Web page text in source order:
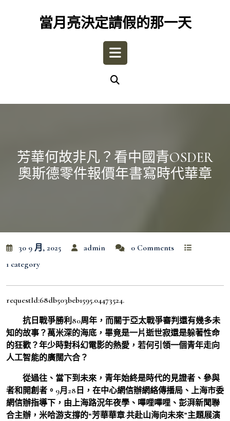
當月亮決定請假的那一天
Open
芳華何故非凡？看中國青OSDER
奧斯德零件報價年書寫時代華章
30 9 月, 2025 admin
0 Comments
1 category
requestId:68db503beb1595.04473524.
抗日戰爭勝利80周年，而關于亞太戰爭審判還有幾多未
知的故事？萬米深的海底，畢竟是一片逝世寂還是躲著性命
的狂歡？年少時對科幻電影的熱愛，若何引領一個青年走向
人工智能的廣闊六合？
從過往、當下到未來，青年始終是時代的見證者、參與
者和開創者。9月28日，在中心網信辦網絡傳播局、上海市委
網信辦指導下，由上海路況年夜學、嗶哩嗶哩、彭湃新聞聯
合主辦，米哈游支撐的“芳華華章·共赴山海向未來”主題展演